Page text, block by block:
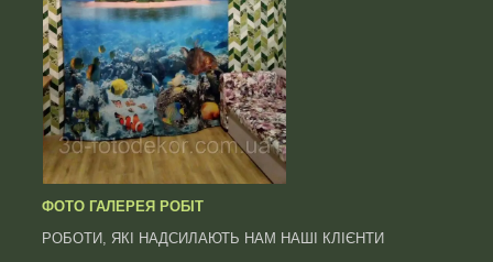
ФОТО ГАЛЕРЕЯ РОБІТ
РОБОТИ, ЯКІ НАДСИЛАЮТЬ НАМ НАШІ КЛІЄНТИ